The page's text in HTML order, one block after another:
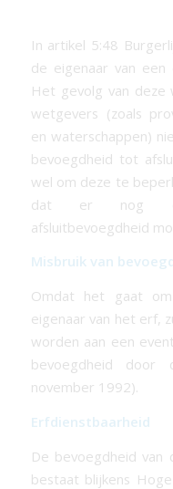
In artikel 5:48
de eigenaar van
Het gevolg van
wetgevers (zoals
en waterschappen)
bevoegdheid tot
wel om deze te
dat er nog
afsluitbevoegdheid
Misbruik van
Omdat het gaat
eigenaar van het erf,
worden aan een
bevoegdheid
november 1992).
Erfdienstbaarheid
De bevoegdheid van
bestaat blijkens